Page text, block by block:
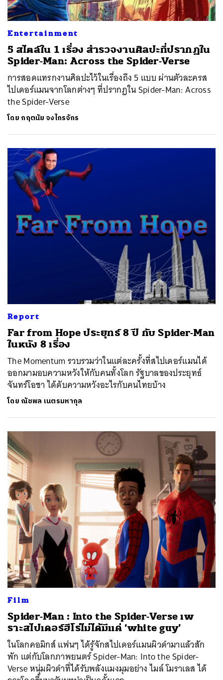
Entertainment
5 สไตล์ใน 1 เรื่อง สำรวจงานศิลปะที่ปรากฏใน
Spider-Man: Across the Spider-Verse
การสอดแทรกงานศิลปะไว้ในเรื่องถึง 5 แบบ ผ่านตัวละครส
ไปเดอร์แมนจากโลกต่างๆ ที่ปรากฏใน Spider-Man: Across
the Spider-Verse
โดย กฤตนัย จงไกรจักร
Report
Far from Hope ประยุทธ์ 8 ปี กับ Spider-Man
ในหนัง 8 เรื่อง
The Momentum รวบรวมว่าในแต่ละครั้งที่สไปเดอร์แมนได้
ออกมามอบความหวังให้กับคนทั้งโลก รัฐบาลของประยุทธ์
จันทร์โอชา ได้ดับความหวังอะไรกับคนไทยบ้าง
โดย ณัชพล เนตรมหากุล
Film
Spider-Man : Into the Spider-Verse เพ
ราะสไปเดอร์ฮีโร่ไม่ได้มีแค่ ‘white guy’
ในโลกคอมิกส์ แฟนๆ ได้รู้จักสไปเดอร์แมนผิวดำมาแล้วสัก
พัก แต่กับโลกภาพยนตร์ Spider-Man: Into the Spider-
Verse หนุ่มผิวดำที่ได้รับพลังแมงมุมอย่าง ไมล์ โมราเลส ได้